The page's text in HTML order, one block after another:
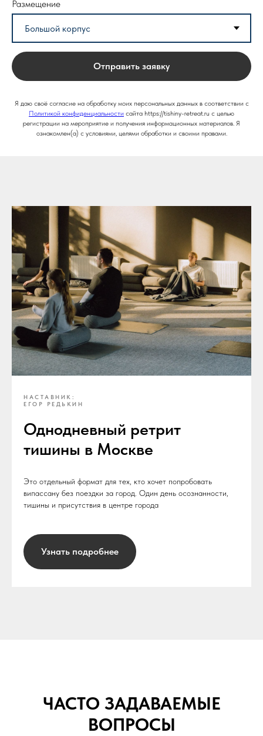
Размещение
Отправить заявку
Я даю своё согласие на обработку моих персональных данных в соответствии с
Политикой конфиденциальности сайта https://tishiny-retreat.ru с целью
регистрации на мероприятие и получения информационных материалов. Я
ознакомлен(а) с условиями, целями обработки и своими правами.
НАСТАВНИК:
ЕГОР РЕДЬКИН
Однодневный ретрит
тишины в Москве
Это отдельный формат для тех, кто хочет попробовать
випассану без поездки за город. Один день осознанности,
тишины и присутствия в центре города
Узнать подробнее
ЧАСТО ЗАДАВАЕМЫЕ
ВОПРОСЫ